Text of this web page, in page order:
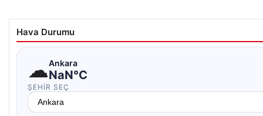
Hava Durumu
☁Ankara
NaN°C
ŞEHIR SEÇ